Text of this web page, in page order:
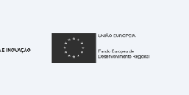
República Portuguesa